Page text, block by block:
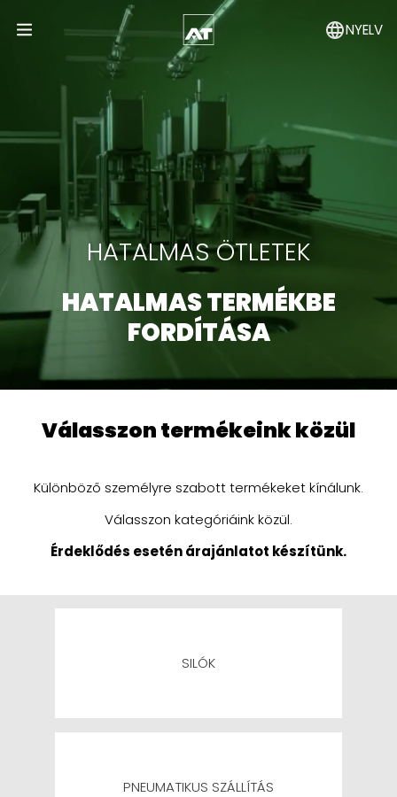
Open Menu NYELV
HATALMAS ÖTLETEK
HATALMAS TERMÉKBE
FORDÍTÁSA
Válasszon termékeink közül
Különböző személyre szabott termékeket kínálunk.
Válasszon kategóriáink közül.
Érdeklődés esetén árajánlatot készítünk.
SILÓK
PNEUMATIKUS SZÁLLÍTÁS